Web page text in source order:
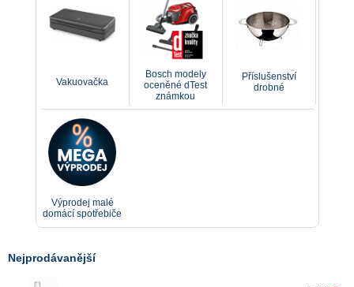
Vakuovačka
Bosch modely
oceněné dTest
známkou
Příslušenství
drobné
Výprodej malé
domácí spotřebiče
Nejprodávanější